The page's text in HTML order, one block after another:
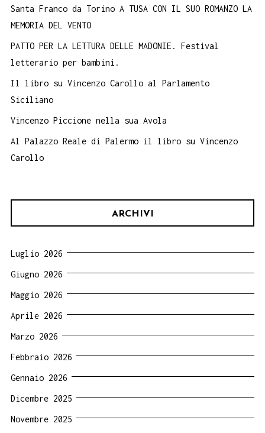
Santa Franco da Torino A TUSA CON IL SUO ROMANZO LA
MEMORIA DEL VENTO
PATTO PER LA LETTURA DELLE MADONIE. Festival
letterario per bambini.
Il libro su Vincenzo Carollo al Parlamento
Siciliano
Vincenzo Piccione nella sua Avola
Al Palazzo Reale di Palermo il libro su Vincenzo
Carollo
ARCHIVI
Luglio 2026
Giugno 2026
Maggio 2026
Aprile 2026
Marzo 2026
Febbraio 2026
Gennaio 2026
Dicembre 2025
Novembre 2025